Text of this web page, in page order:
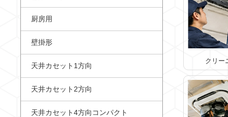
クリー
厨房用
壁掛形
天井カセット1方向
天井カセット2方向
天井カセット4方向コンパクト